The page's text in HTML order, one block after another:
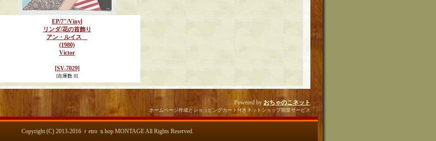
EP/7"/Vinyl
リンダ/花の首飾り
アン・ルイス
(1980)
Victor
[SV-7029]
[在庫数 0]
Powered by おちゃのこネット
ホームページ作成とショッピングカート付きネットショップ開業サービス
Copyright (C) 2013-2016 ｒetro ｓhop MONTAGE All Rights Reserved.